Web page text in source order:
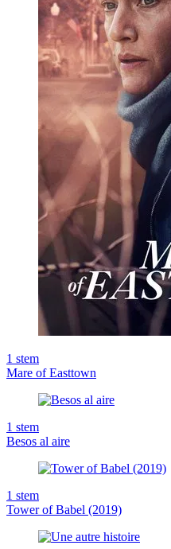
1 stem
Mare of Easttown
1 stem
Besos al aire
1 stem
Tower of Babel (2019)